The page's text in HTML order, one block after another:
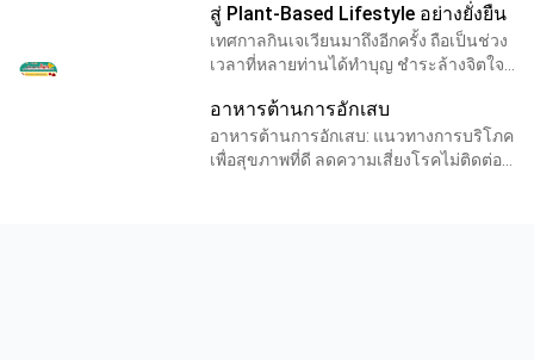
สู่ Plant-Based Lifestyle อย่างยั่งยืน
เทศกาลกินเจเวียนมาถึงอีกครั้ง ถือเป็นช่วง
เวลาที่หลายท่านได้ทำบุญ ชำระล้างจิตใจ
ประโยชน์ทางใจแล้ว การกินเจยังเป็นโอกา
สอันด
อาหารต้านการอักเสบ
อาหารต้านการอักเสบ: แนวทางการบริโภค
เพื่อสุขภาพที่ดี ลดความเสี่ยงโรคไม่ติดต่อ